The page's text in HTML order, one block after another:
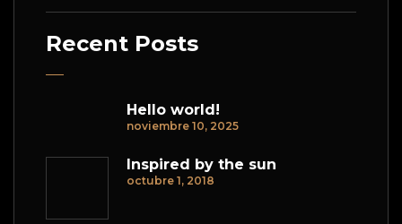
Recent Posts
Hello world!
noviembre 10, 2025
Inspired by the sun
octubre 1, 2018